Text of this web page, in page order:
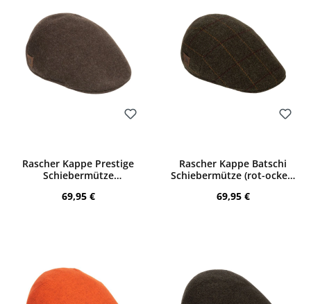
Rascher Kappe Prestige
Schiebermütze
Regulärer Preis:
69,95 €
Rascher Kappe Batschi
Schiebermütze (rot-ocker-
Regulärer Preis:
69,95 €